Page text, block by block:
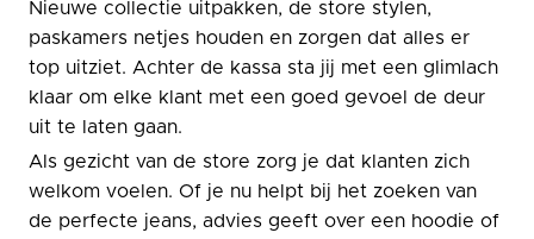
Nieuwe collectie uitpakken, de store stylen,
paskamers netjes houden en zorgen dat alles er
top uitziet. Achter de kassa sta jij met een glimlach
klaar om elke klant met een goed gevoel de deur
uit te laten gaan.
Als gezicht van de store zorg je dat klanten zich
welkom voelen. Of je nu helpt bij het zoeken van
de perfecte jeans, advies geeft over een hoodie of